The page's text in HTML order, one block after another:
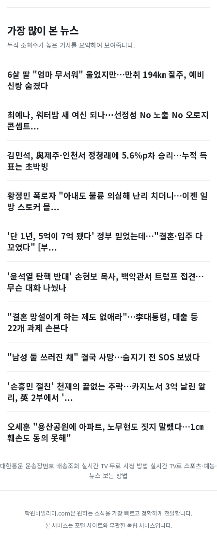
가장 많이 본 뉴스
누적 조회수가 높은 기사를 요약하여 보여줍니다.
6살 딸 "엄마 무서워" 울었지만…만취 194㎞ 질주, 예비
신랑 숨졌다
최예나, 워터밤 새 여신 되나···선정성 No 노출 No 오로지
콘셉트...
김민석, 與제주·인천서 정청래에 5.6%p차 승리…누적 득
표는 초박빙
황정민 폭로자 "아내도 불륜 의심해 난리 치더니…이젠 일
방 스토커 몰...
'단 1년, 5억이 7억 됐다' 정부 믿었는데…"결혼·입주 다
꼬였다" [부...
'윤석열 탄핵 반대' 손현보 목사, 백악관서 트럼프 접견…
무슨 대화 나눴나
"결혼 망설이게 하는 제도 없애라"…李대통령, 대출 등
22개 과제 손본다
"남성 둘 쓰러진 채" 결국 사망…숨지기 전 SOS 보냈다
'손흥민 절친' 천재의 끝없는 추락…카지노서 3억 날린 알
리, 英 2부에서 '...
오세훈 "용산공원에 아파트, 노무현도 짓지 말랬다…1㎝
훼손도 동의 못해"
대한통운 운송장번호 배송조회 실시간 TV 무료 시청 방법 실시간 TV로 스포츠·예능·
뉴스 보는 방법
학원비알리미.com은 원하는 소식을 가장 빠르고 정확하게 전달합니다.
본 서비스는 포털 사이트와 무관한 독립 서비스입니다.